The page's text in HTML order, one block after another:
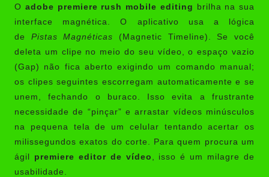
O adobe premiere rush mobile editing
brilha na sua
interface magnética. O aplicativo usa a lógica
de Pistas Magnéticas (Magnetic Timeline). Se você
deleta um clipe no meio do seu vídeo, o espaço vazio
(Gap) não fica aberto exigindo um comando manual;
os clipes seguintes escorregam automaticamente e se
unem, fechando o buraco. Isso evita a frustrante
necessidade de “pinçar” e arrastar vídeos minúsculos
na pequena tela de um celular tentando acertar os
milissegundos exatos do corte. Para quem procura um
ágil premiere editor de vídeo
, isso é um milagre de
usabilidade.